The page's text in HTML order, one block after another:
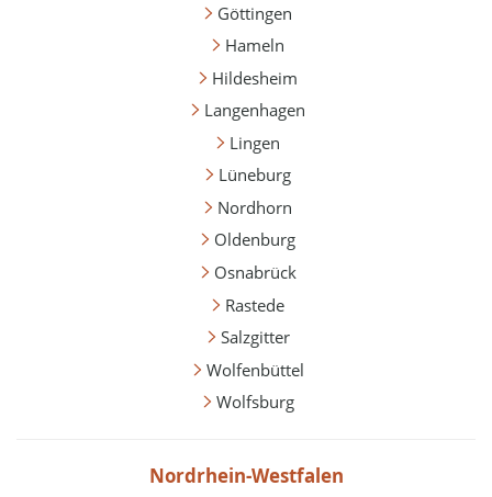
Göttingen
Hameln
Hildesheim
Langenhagen
Lingen
Lüneburg
Nordhorn
Oldenburg
Osnabrück
Rastede
Salzgitter
Wolfenbüttel
Wolfsburg
Nordrhein-Westfalen